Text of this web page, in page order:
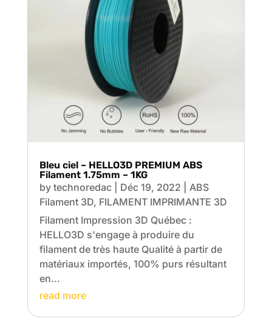
Bleu ciel – HELLO3D PREMIUM ABS
Filament 1.75mm – 1KG
by technoredac| Déc 19, 2022
ABS
Filament 3D, FILAMENT IMPRIMANTE 3D
Filament Impression 3D Québec :
HELLO3D s'engage à produire du
filament de très haute Qualité à partir de
matériaux importés, 100% purs résultant
en...
read more